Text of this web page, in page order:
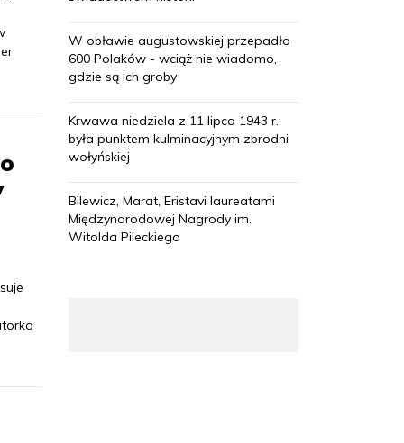
W obławie augustowskiej przepadło
600 Polaków - wciąż nie wiadomo,
gdzie są ich groby
Krwawa niedziela z 11 lipca 1943 r.
była punktem kulminacyjnym zbrodni
wołyńskiej
Bilewicz, Marat, Eristavi laureatami
Międzynarodowej Nagrody im.
Witolda Pileckiego